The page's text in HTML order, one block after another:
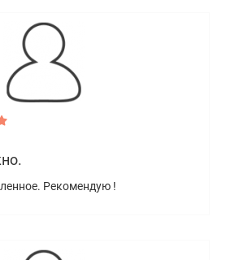
Рекомендую !